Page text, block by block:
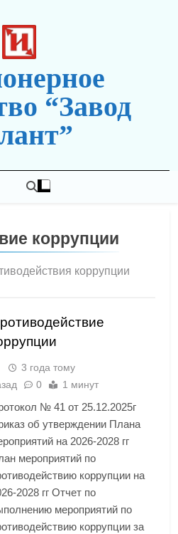
“Завод
коррупции
коррупции
3 года тому
0 1 минут
№ 41 от 25.12.2025г
об утверждении Плана
на 2026-2028 гг
мероприятий по
коррупции на
2028 гг Отчет по
мероприятий по
коррупции за